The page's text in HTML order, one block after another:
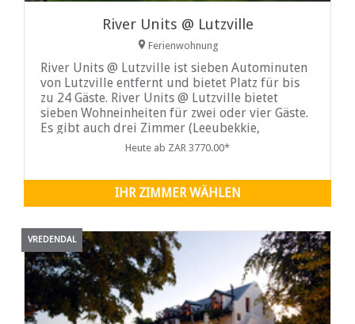
River Units @ Lutzville
Ferienwohnung
River Units @ Lutzville ist sieben Autominuten
von Lutzville entfernt und bietet Platz für bis
zu 24 Gäste. River Units @ Lutzville bietet
sieben Wohneinheiten für zwei oder vier Gäste.
Es gibt auch drei Zimmer (Leeubekkie,
Heute ab ZAR 3770.00*
IHR ZIMMER WÄHLEN
VREDENDAL